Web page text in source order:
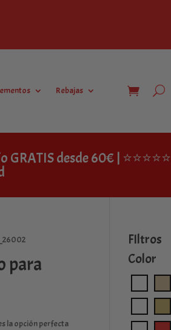
Rebajas
desde 60€ | ⭐⭐⭐⭐⭐
para
la opción perfecta
FIltros
Color